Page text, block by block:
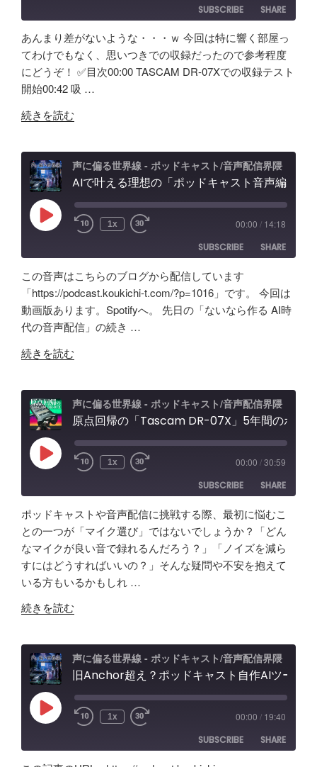
＆
ノ
イ
キ
ャ
効
果
と
能
ん
な
製
品？
ポ
ド
キ
ャ
ト
者
け
エ
ル
ト
オ
ー
ィ
タ
ー
フ
ェ
ー
ス
ビ
ュ
ー
忘
SUBSCRIBE
SHARE
Amazon
Apple Podcasts
RSS
Spotify
RSS FEED
SHARE
LINK
EMBED
あんまり差がないような・・・ｗ 今回は特に響く部屋っ
てわけでもなく、思いつきでの収録だったので参考程度
にどうぞ！ ✅️目次00:00 TASCAM DR-07Xでの収録テスト
開始00:42 吸 …
"吸
ボ
ッ
ク
の
Tascam
DR-
07X&TroyStudio
で
録
＆
検
証"
続きを読む
声に偏る世界線 - ポッドキャスト/音声配信界隈
Play
Episode 1x 00:00 / 14:18
SUBSCRIBE
SHARE
Amazon
Apple Podcasts
RSS
Spotify
RSS FEED
SHARE
LINK
EMBED
この音声はこちらのブログから配信しています
「https://podcast.koukichi-t.com/?p=1016」です。 今回は
動画版あります。Spotifyへ。 先日の「ないなら作る AI時
代の音声配信」の続き …
"AI
え
る
想
ド
キ
ャ
ス
ト
音
編
集」
ア
リ
【Google
Studio】
続きを読む
声に偏る世界線 - ポッドキャスト/音声配信界隈
Play
Episode 1x 00:00 /30:59
SUBSCRIBE
SHARE
Amazon
Apple Podcasts
RSS
Spotify
RSS FEED
SHARE
LINK
EMBED
ポッドキャストや音声配信に挑戦する際、最初に悩むこ
との一つが「マイク選び」ではないでしょうか？「どん
なマイクが良い音で録れるんだろう？」「ノイズを減ら
すにはどうすればいいの？」そんな疑問や不安を抱えて
いる方もいるかもしれ …
"原
回
帰
の
「Tascam
DR-
07X」
続きを読む
声に偏る世界線 - ポッドキャスト/音声配信界隈
Play
Episode 1x 00:00 / 19:40
SUBSCRIBE
SHARE